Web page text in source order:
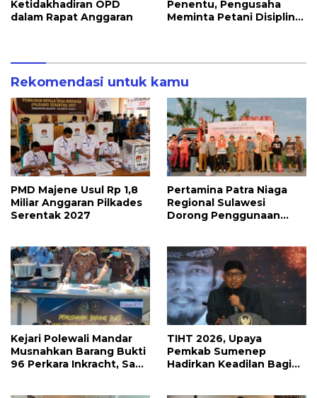
Ketidakhadiran OPD
dalam Rapat Anggaran
Penentu, Pengusaha
Meminta Petani Disiplin
Rekomendasi untuk kamu
PMD Majene Usul Rp 1,8
Miliar Anggaran Pilkades
Serentak 2027
Pertamina Patra Niaga
Regional Sulawesi
Dorong Penggunaan
Energi Irigasi
Kejari Polewali Mandar
Musnahkan Barang Bukti
96 Perkara Inkracht, Sabu
TIHT 2026, Upaya
Pemkab Sumenep
Hadirkan Keadilan Bagi